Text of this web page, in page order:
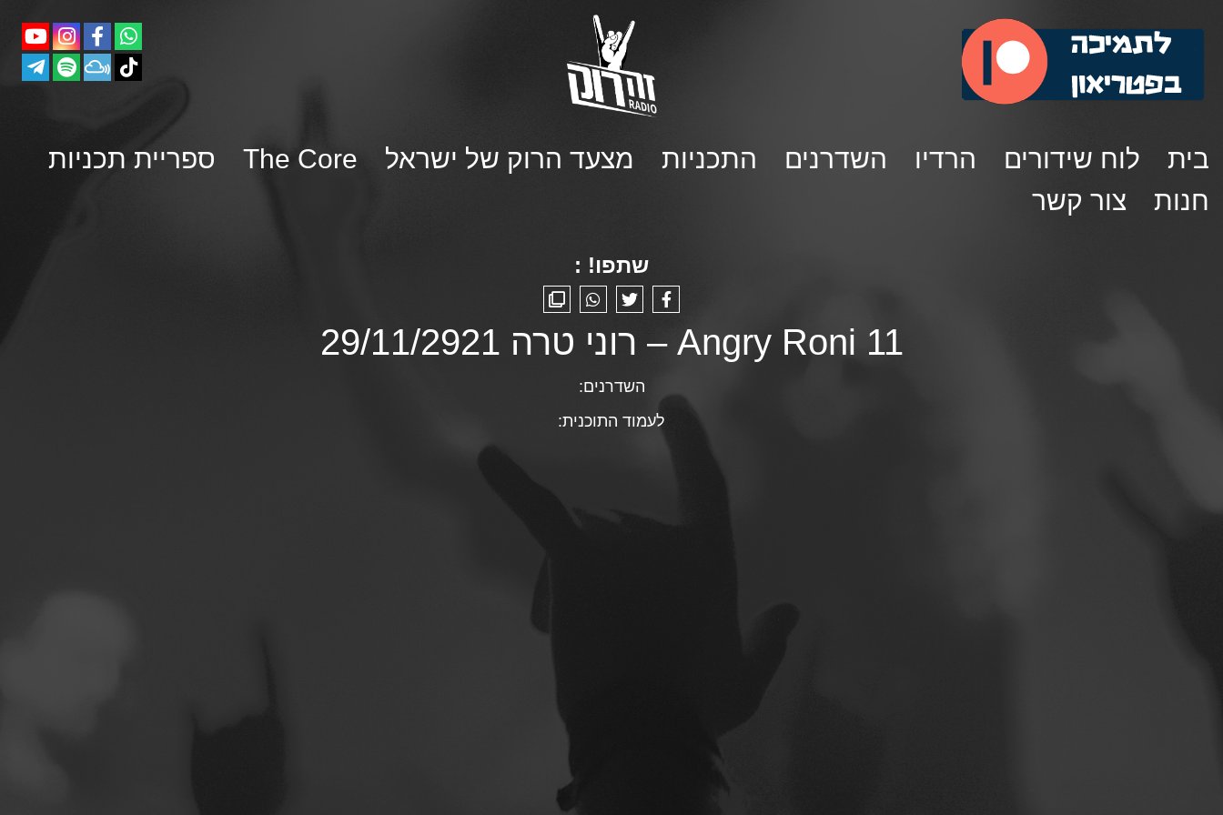
בית לוח שידורים הרדיו השדרנים התכניות מצעד הרוק של ישראל The Core
ספריית תכניות
חנות
צור קשר
שתפו! :
Angry Roni 11 – רוני טרה 29/11/2921
השדרנים:
לעמוד התוכנית: